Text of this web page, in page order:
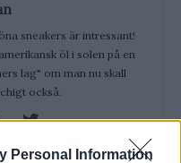
Personal Information
sneakers är intressant!
öl i solen på en
lag" om man nu skall
också.